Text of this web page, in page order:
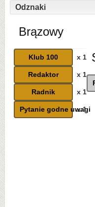
Odznaki
Brązowy
Klub 100 x 1
Redaktor x 1
Radnik x 1
Pytanie godne uwagi
x 1